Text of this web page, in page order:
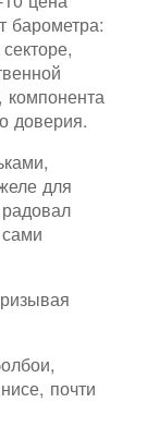
барометра:
доверия.
для
почти